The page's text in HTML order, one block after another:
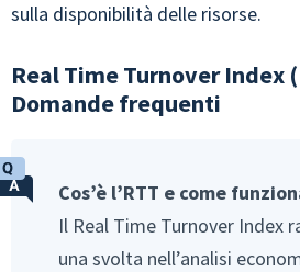
sulla disponibilità delle risorse.
Real Time Turnover Index
Domande frequenti
Cos’è l’RTT e come
Il Real Time Turnover Index
una svolta nell’analisi